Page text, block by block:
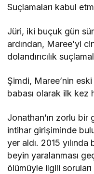
Suçlamaları kabul
Jüri, iki buçuk gün
ardından, Maree’yi
dolandırıcılık
Şimdi, Maree’nin
babası olarak ilk kez
Jonathan’ın zorlu
intihar girişiminde
yer aldı. 2015
beyin yaralanması
ölümüyle ilgili